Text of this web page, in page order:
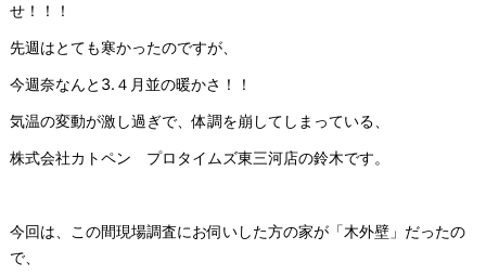
せ！！！
先週はとても寒かったのですが、
今週奈なんと3.４月並の暖かさ！！
気温の変動が激し過ぎで、体調を崩してしまっている、
株式会社カトペン プロタイムズ東三河店の鈴木です。
今回は、この間現場調査にお伺いした方の家が「木外壁」だったの
で、